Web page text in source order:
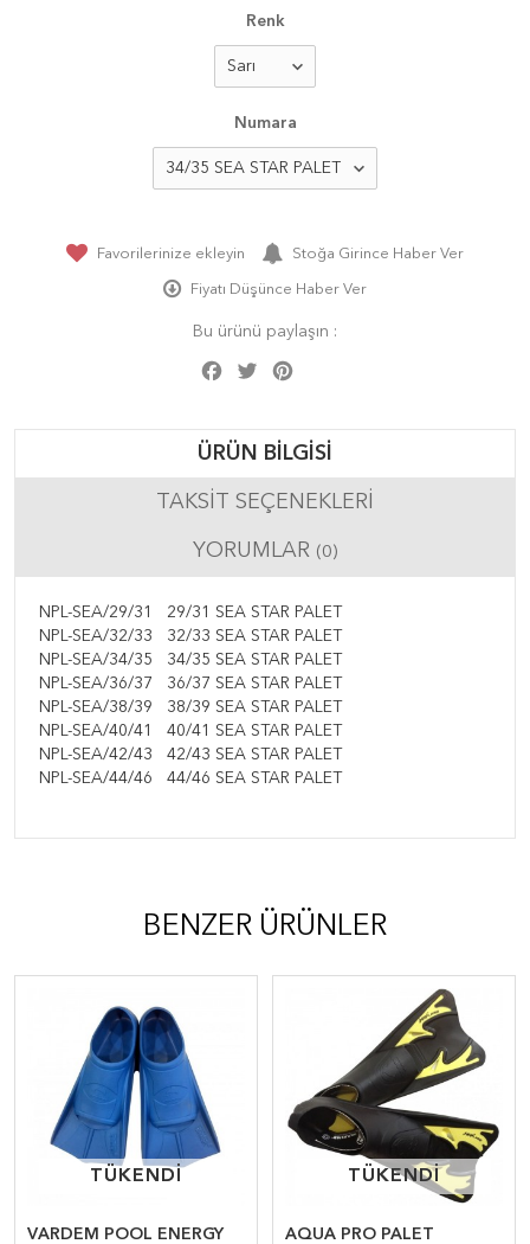
Renk
Numara
Favorilerinize ekleyin Stoğa Girince Haber Ver
Fiyatı Düşünce Haber Ver
Bu ürünü paylaşın :
Facebook
Twitter
ÜRÜN BILGISI
TAKSIT SEÇENEKLERI
YORUMLAR (0)
NPL-SEA/29/31
29/31 SEA STAR PALET
NPL-SEA/32/33
32/33 SEA STAR PALET
NPL-SEA/34/35
34/35 SEA STAR PALET
NPL-SEA/36/37
36/37 SEA STAR PALET
NPL-SEA/38/39
38/39 SEA STAR PALET
NPL-SEA/40/41
40/41 SEA STAR PALET
NPL-SEA/42/43
42/43 SEA STAR PALET
NPL-SEA/44/46
44/46 SEA STAR PALET
BENZER ÜRÜNLER
TÜKENDİ
TÜKENDİ
VARDEM POOL ENERGY
TÜKENDİ
TÜKENDİ
AQUA PRO PALET